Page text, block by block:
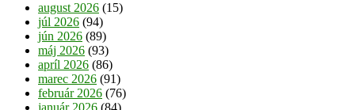
august 2026 (15)
júl 2026 (94)
jún 2026 (89)
máj 2026 (93)
apríl 2026 (86)
marec 2026 (91)
február 2026 (76)
január 2026 (84)